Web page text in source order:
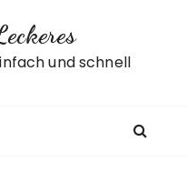
und schnell